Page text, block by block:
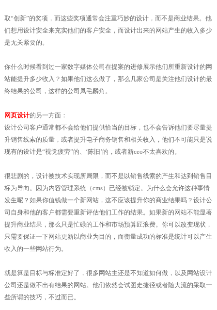
取“创新”的奖项，而这些奖项通常会注重巧妙的设计，而不是商业结果。他
们想用设计安全来充实他们的客户安全，而设计出来的网站产生的收入多少
是无关紧要的。
你什么时候看到过一家数字媒体公司在提案的进修展示他们所重新设计的网
站能提升多少收入？如果他们这么做了，那么几家公司是关注他们设计的最
终结果的公司，这样的公司凤毛麟角。
网页设计的另一方面：
设计公司客户通常都不会给他们提供恰当的目标，也不会告诉他们要尽量提
升销售线索的质量，或者提升电子商务销售和相关收入，他们不可能只是说
现有的设计是“视觉疲劳”的、‘陈旧’的，或者新ceo不太喜欢的。
很悲剧的，设计被技术实现所局限，而不是以销售线索的产生和达到销售目
标为导向。因为内容管理系统（cms）已经被锁定。为什么会允许这种事情
发生呢？如果你值钱做一个新网站，这不应该提升你的商业结果吗？设计公
司自身和他的客户都需要重新评估他们工作的结果。如果新的网站不能显著
提升商业结果，那么只是忙碌的工作和市场预算匠浪费。你可以改变现状，
只需要保证一下网站更新以商业为目的，而衡量成功的标准是统计可以产生
收入的一些网站行为。
就是算是目标与标准定好了，很多网站主还是不知道如何做，以及网站设计
公司还是做不出有结果的网站。他们依然会试图走捷径或者随大流的采取一
些所谓的技巧，不过而已。